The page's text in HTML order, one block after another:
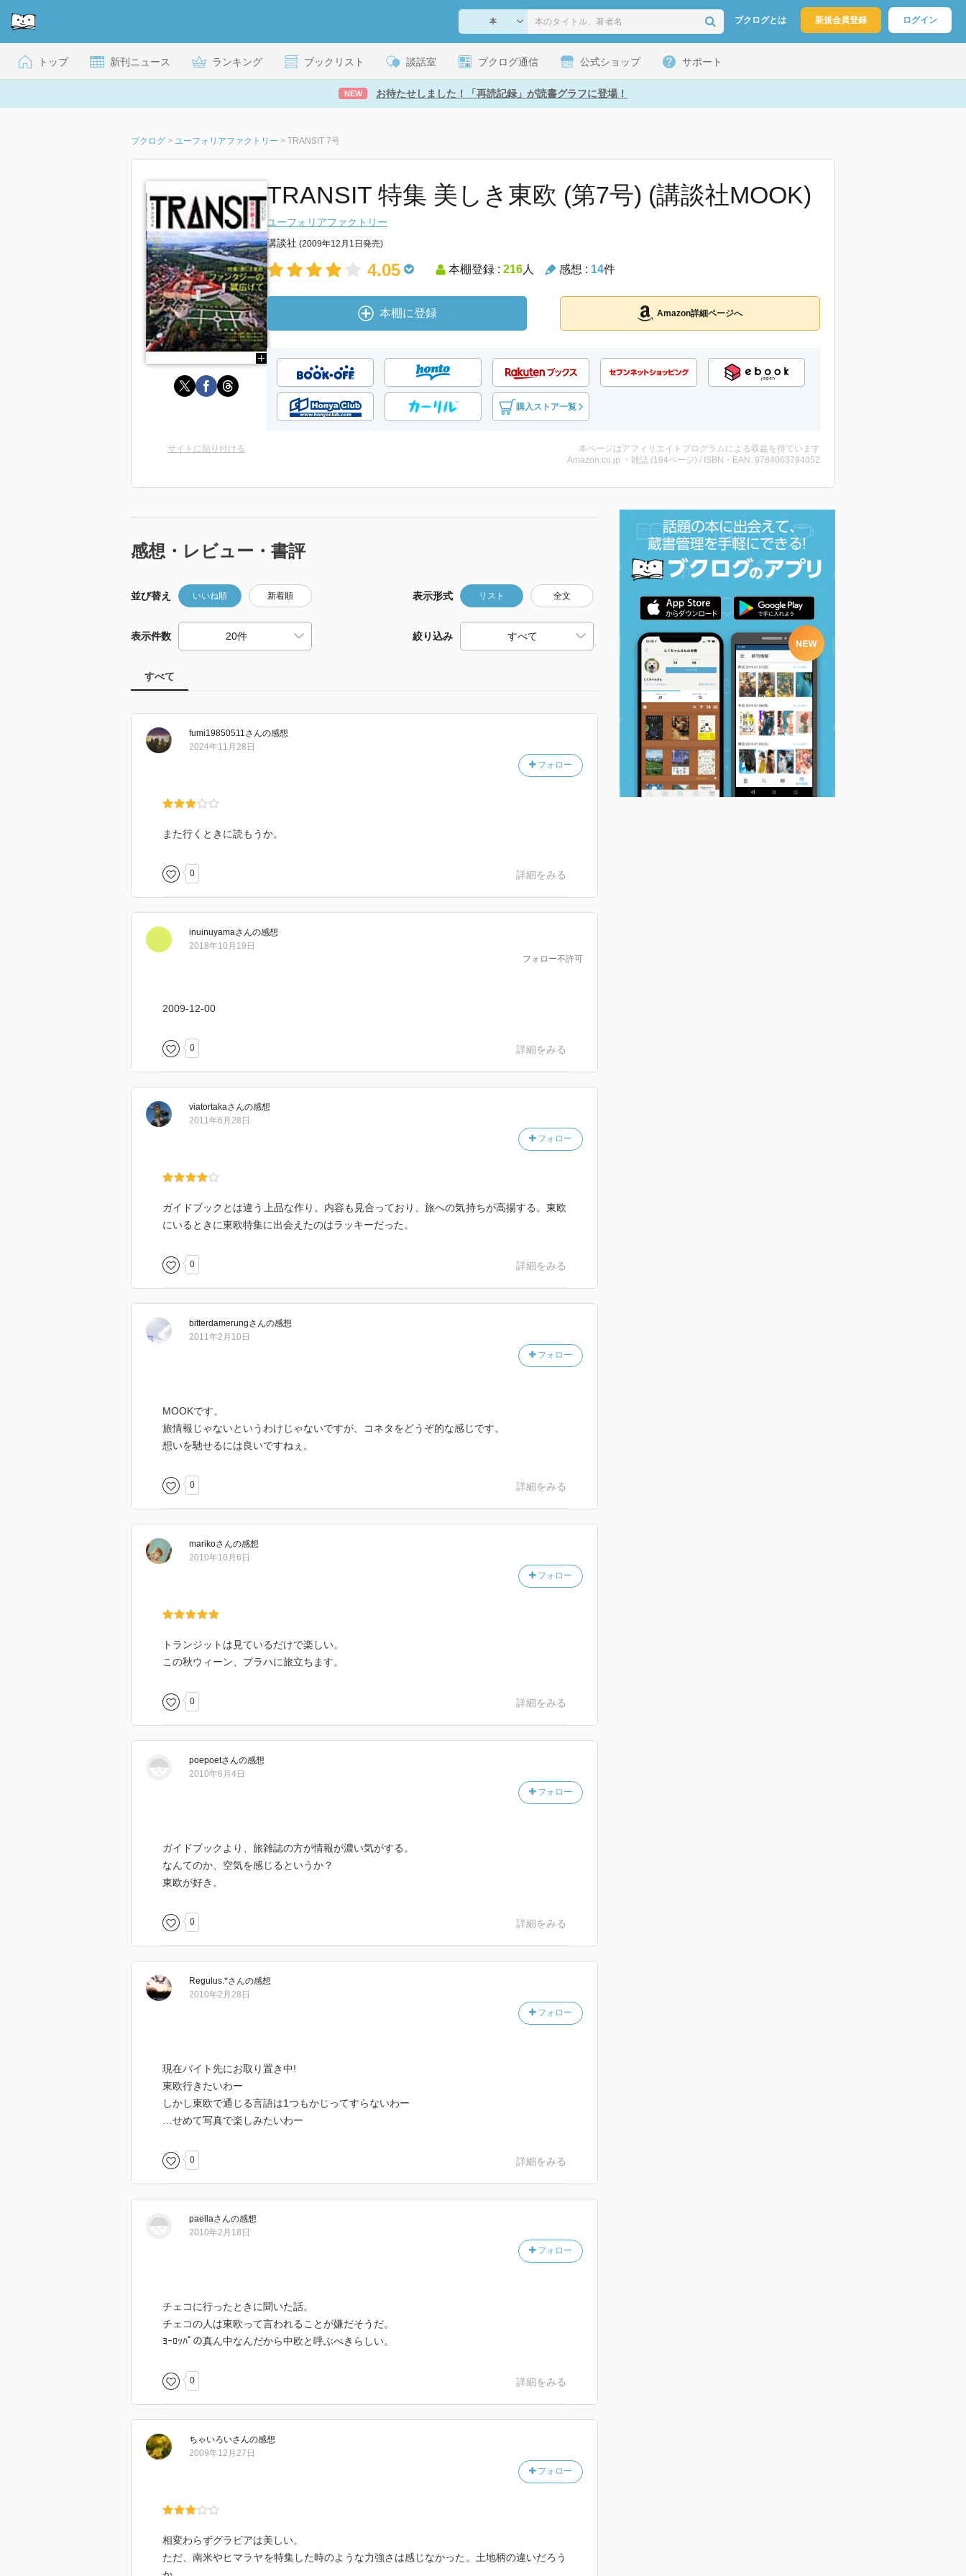
ブクログとは 新規会員登録 ログイン
トップ 新刊ニュース ランキング ブックリスト 談話室 ブクログ通信 公式ショップ サポート
NEW お待たせしました！「再読記録」が読書グラフに登場！
ブクログ > ユーフォリアファクトリー > TRANSIT 7号
TRANSIT 特集 美しき東欧 (第7号) (講談社MOOK)
ユーフォリアファクトリー
講談社 (2009年12月1日発売)
4.05 本棚登録 : 216人 感想 : 14件
本棚に登録 Amazon詳細ページへ
購入ストア一覧
サイトに貼り付ける
本ページはアフィリエイトプログラムによる収益を得ています
Amazon.co.jp ・雑誌 (194ページ) / ISBN・EAN: 9784063794052
感想・レビュー・書評
並び替え いいね順 新着順 表示形式 リスト 全文
表示件数 絞り込み
すべて
fumi19850511さんの感想
フォロー
2024年11月28日
また行くときに読もうか。
0 詳細をみる
inuinuyamaさんの感想
フォロー不許可
2018年10月19日
2009-12-00
0 詳細をみる
viatortakaさんの感想
フォロー
2011年6月28日
ガイドブックとは違う上品な作り。内容も見合っており、旅への気持ちが高揚する。東欧
にいるときに東欧特集に出会えたのはラッキーだった。
0 詳細をみる
bitterdamerungさんの感想
フォロー
2011年2月10日
MOOKです。
旅情報じゃないというわけじゃないですが、コネタをどうぞ的な感じです。
想いを馳せるには良いですねぇ。
0 詳細をみる
marikoさんの感想
フォロー
2010年10月6日
トランジットは見ているだけで楽しい。
この秋ウィーン、プラハに旅立ちます。
0 詳細をみる
poepoetさんの感想
フォロー
2010年6月4日
ガイドブックより、旅雑誌の方が情報が濃い気がする。
なんてのか、空気を感じるというか？
東欧が好き。
0 詳細をみる
Regulus.*さんの感想
フォロー
2010年2月28日
現在バイト先にお取り置き中!
東欧行きたいわー
しかし東欧で通じる言語は1つもかじってすらないわー
…せめて写真で楽しみたいわー
0 詳細をみる
paellaさんの感想
フォロー
2010年2月18日
チェコに行ったときに聞いた話。
チェコの人は東欧って言われることが嫌だそうだ。
ﾖｰﾛｯﾊﾟの真ん中なんだから中欧と呼ぶべきらしい。
0 詳細をみる
ちゃいろいさんの感想
フォロー
2009年12月27日
相変わらずグラビアは美しい。
ただ、南米やヒマラヤを特集した時のような力強さは感じなかった。土地柄の違いだろう